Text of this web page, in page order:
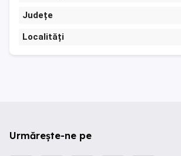
Județe
Localități
Urmărește-ne pe